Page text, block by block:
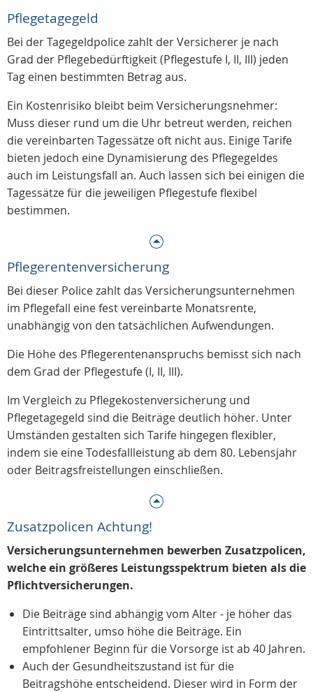
Pflegetagegeld
Bei der Tagegeldpolice zahlt der Versicherer je nach
Grad der Pflegebedürftigkeit (Pflegestufe I, II, III) jeden
Tag einen bestimmten Betrag aus.
Ein Kostenrisiko bleibt beim Versicherungsnehmer:
Muss dieser rund um die Uhr betreut werden, reichen
die vereinbarten Tagessätze oft nicht aus. Einige Tarife
bieten jedoch eine Dynamisierung des Pflegegeldes
auch im Leistungsfall an. Auch lassen sich bei einigen die
Tagessätze für die jeweiligen Pflegestufe flexibel
bestimmen.
Pflegerentenversicherung
Bei dieser Police zahlt das Versicherungsunternehmen
im Pflegefall eine fest vereinbarte Monatsrente,
unabhängig von den tatsächlichen Aufwendungen.
Die Höhe des Pflegerentenanspruchs bemisst sich nach
dem Grad der Pflegestufe (I, II, III).
Im Vergleich zu Pflegekostenversicherung und
Pflegetagegeld sind die Beiträge deutlich höher. Unter
Umständen gestalten sich Tarife hingegen flexibler,
indem sie eine Todesfallleistung ab dem 80. Lebensjahr
oder Beitragsfreistellungen einschließen.
Zusatzpolicen Achtung!
Versicherungsunternehmen bewerben Zusatzpolicen,
welche ein größeres Leistungsspektrum bieten als die
Pflichtversicherungen.
Die Beiträge sind abhängig vom Alter - je höher das
Eintrittsalter, umso höhe die Beiträge. Ein
empfohlener Beginn für die Vorsorge ist ab 40 Jahren.
Auch der Gesundheitszustand ist für die
Beitragshöhe entscheidend. Dieser wird in Form der